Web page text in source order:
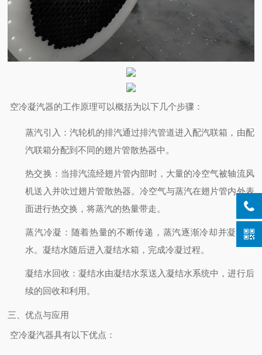
空冷凝汽器的工作原理可以概括为以下几个步骤：
蒸汽引入 ：汽轮机的排汽通过排汽管道进入配汽联箱，由配
汽联箱分配到不同的翅片管散热器中。
热交换 ：当排汽流经翅片管内部时，大量的冷空气被轴流风
机送入并吹过翅片管散热器。冷空气与蒸汽在翅片管内外表
面进行热交换，将蒸汽的热量带走。
蒸汽冷凝 ：随着热量的不断传递，蒸汽逐渐冷却并凝结成
水。凝结水随后进入凝结水箱，完成冷凝过程。
凝结水回收 ：凝结水由凝结水泵送入凝结水系统中，进行后
续的回收和利用。
三、优点与应用
空冷凝汽器具有以下优点：